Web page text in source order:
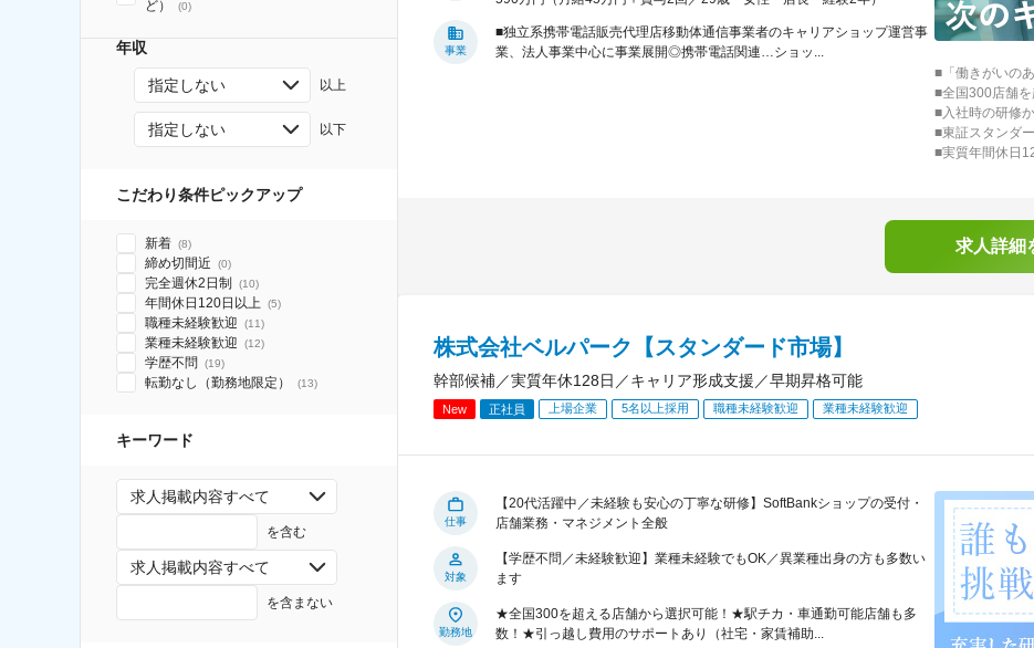
ど）
(0)
年収
指定しない 以上
指定しない 以下
こだわり条件ピックアップ
新着 (8)
締め切間近 (0)
完全週休2日制 (10)
年間休日120日以上 (5)
職種未経験歓迎 (11)
業種未経験歓迎 (12)
学歴不問 (19)
転勤なし（勤務地限定） (13)
キーワード
求人掲載内容すべて
を含む
求人掲載内容すべて
を含まない
事業
■独立系携帯電話販売代理店移動体通信事業者のキャリアショップ運営事
業、法人事業中心に事業展開◎携帯電話関連…ショッ...
■「働きがいの
■全国300店舗
■入社時の研修
■東証スタンダ
■実質年間休日
求人詳細
株式会社ベルパーク【スタンダード市場】
幹部候補／実質年休128日／キャリア形成支援／早期昇格可能
New 正社員 上場企業 5名以上採用 職種未経験歓迎 業種未経験歓迎
仕事
【20代活躍中／未経験も安心の丁寧な研修】SoftBankショップの受付・
店舗業務・マネジメント全般
対象
【学歴不問／未経験歓迎】業種未経験でもOK／異業種出身の方も多数い
ます
勤務地
★全国300を超える店舗から選択可能！★駅チカ・車通勤可能店舗も多
数！★引っ越し費用のサポートあり（社宅・家賃補助...